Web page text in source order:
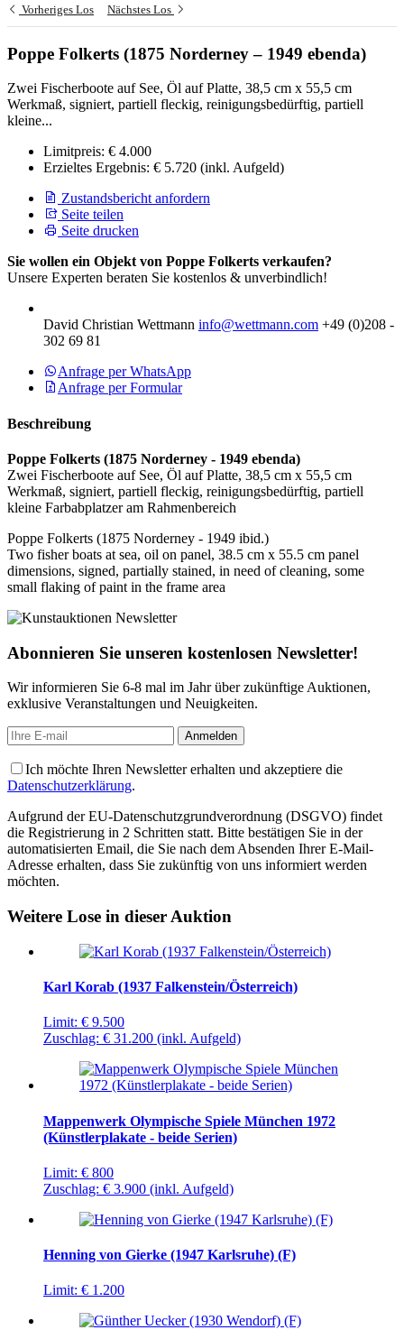
Vorheriges Los Nächstes Los
Poppe Folkerts (1875 Norderney – 1949 ebenda)
Zwei Fischerboote auf See, Öl auf Platte, 38,5 cm x 55,5 cm
Werkmaß, signiert, partiell fleckig, reinigungsbedürftig, partiell
kleine...
Limitpreis: € 4.000
Erzieltes Ergebnis: € 5.720 (inkl. Aufgeld)
Zustandsbericht anfordern
Seite teilen
Seite drucken
Sie wollen ein Objekt von Poppe Folkerts verkaufen?
Unsere Experten beraten Sie kostenlos & unverbindlich!
David Christian Wettmann info@wettmann.com +49 (0)208 -
302 69 81
Anfrage per WhatsApp
Anfrage per Formular
Beschreibung
Poppe Folkerts (1875 Norderney - 1949 ebenda)
Zwei Fischerboote auf See, Öl auf Platte, 38,5 cm x 55,5 cm
Werkmaß, signiert, partiell fleckig, reinigungsbedürftig, partiell
kleine Farbabplatzer am Rahmenbereich
Poppe Folkerts (1875 Norderney - 1949 ibid.)
Two fisher boats at sea, oil on panel, 38.5 cm x 55.5 cm panel
dimensions, signed, partially stained, in need of cleaning, some
small flaking of paint in the frame area
Abonnieren Sie unseren kostenlosen Newsletter!
Wir informieren Sie 6-8 mal im Jahr über zukünftige Auktionen,
exklusive Veranstaltungen und Neuigkeiten.
Ich möchte Ihren Newsletter erhalten und akzeptiere die
Datenschutzerklärung.
Aufgrund der EU-Datenschutzgrundverordnung (DSGVO) findet
die Registrierung in 2 Schritten statt. Bitte bestätigen Sie in der
automatisierten Email, die Sie nach dem Absenden Ihrer E-Mail-
Adresse erhalten, dass Sie zukünftig von uns informiert werden
möchten.
Weitere Lose in dieser Auktion
Karl Korab (1937 Falkenstein/Österreich)
Limit: € 9.500
Zuschlag: € 31.200 (inkl. Aufgeld)
Mappenwerk Olympische Spiele München 1972
(Künstlerplakate - beide Serien)
Limit: € 800
Zuschlag: € 3.900 (inkl. Aufgeld)
Henning von Gierke (1947 Karlsruhe) (F)
Limit: € 1.200